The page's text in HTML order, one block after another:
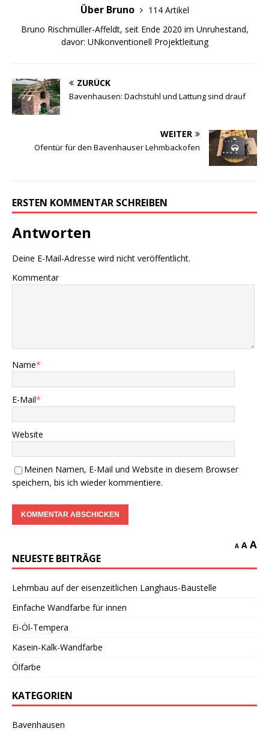
Über Bruno
114 Artikel
Bruno Rischmüller-Affeldt, seit Ende 2020 im Unruhestand,
davor: UNkonventionell Projektleitung
ZURÜCK
Bavenhausen: Dachstuhl und Lattung sind drauf
WEITER
Ofentür für den Bavenhauser Lehmbackofen
ERSTEN KOMMENTAR SCHREIBEN
Antworten
Deine E-Mail-Adresse wird nicht veröffentlicht.
Kommentar
Name*
E-Mail*
Website
Meinen Namen, E-Mail und Website in diesem Browser
speichern, bis ich wieder kommentiere.
A A A
NEUESTE BEITRÄGE
Lehmbau auf der eisenzeitlichen Langhaus-Baustelle
Einfache Wandfarbe für innen
Ei-Öl-Tempera
Kasein-Kalk-Wandfarbe
Ölfarbe
KATEGORIEN
Bavenhausen